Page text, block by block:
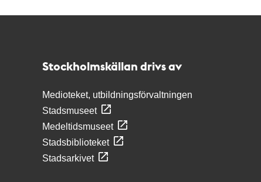
Stockholmskällan drivs av
Medioteket, utbildningsförvaltningen
Stadsmuseet
Medeltidsmuseet
Stadsbiblioteket
Stadsarkivet